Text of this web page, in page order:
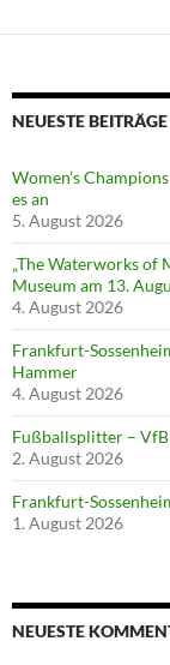
NEUESTE BEITRÄGE
Women’s
es an
5. August 2026
„The Waterworks of
Museum am 13.
4. August 2026
Frankfurt-
Hammer
4. August 2026
Fußballsplitter –
2. August 2026
Frankfurt-
1. August 2026
NEUESTE